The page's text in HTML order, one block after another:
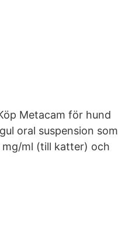
Metacam för hund
oral suspension som
ml (till katter) och